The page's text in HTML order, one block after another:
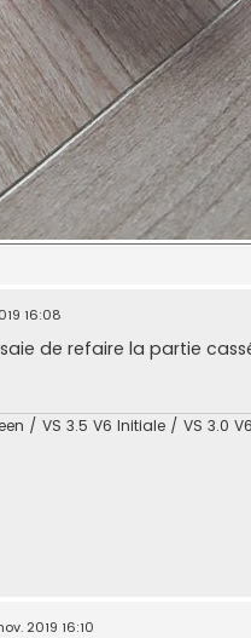
16:08
de refaire la partie
/ VS 3.5 V6 Initiale / VS 3.0
2019 16:10